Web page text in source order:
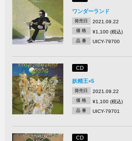
ワンダーランド
発売日 2021.09.22
価 格 ¥1,100 (税込)
品 番 UICY-79700
CD
妖精王+5
発売日 2021.09.22
価 格 ¥1,100 (税込)
品 番 UICY-79701
CD